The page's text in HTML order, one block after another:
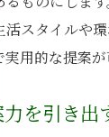
活スタイルや
用的な提案が
を引き出